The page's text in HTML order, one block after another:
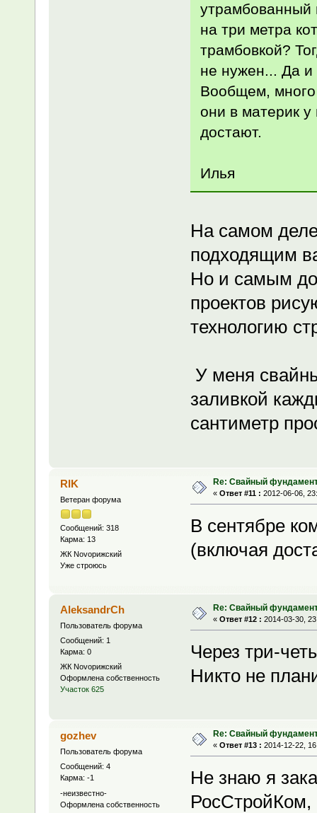
утрамбованный
на три метра
трамбовкой?
не нужен... Да и
Вообщем, много
они в материк
достают.
Илья
На самом
подходящим
Но и самым
проектов
технологию
У меня
заливкой
сантиметр
RIK
Ветеран форума
Сообщений: 318
Карма: 13
ЖК Novoрижский
Уже строюсь
Re: Свайный
« Ответ #11 : 2012-06-06,
В сентябре
(включая
AleksandrCh
Пользователь форума
Сообщений: 1
Карма: 0
ЖК Novoрижский
Оформлена собственность
Участок 625
Re: Свайный
« Ответ #12 : 2014-03-30,
Через три-
Никто не
gozhev
Пользователь форума
Сообщений: 4
Карма: -1
-неизвестно-
Оформлена собственность
Re: Свайный
« Ответ #13 : 2014-12-22,
Не знаю я
РосСтройКом,